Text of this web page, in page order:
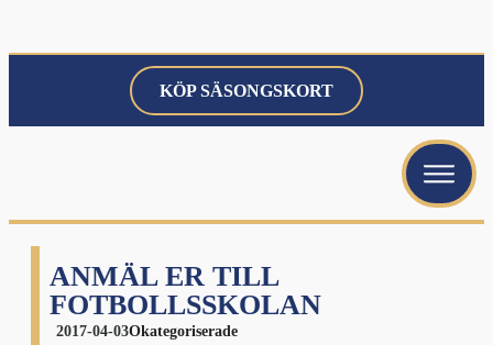
KÖP SÄSONGSKORT
ANMÄL ER TILL
FOTBOLLSSKOLAN
2017-04-03Okategoriserade